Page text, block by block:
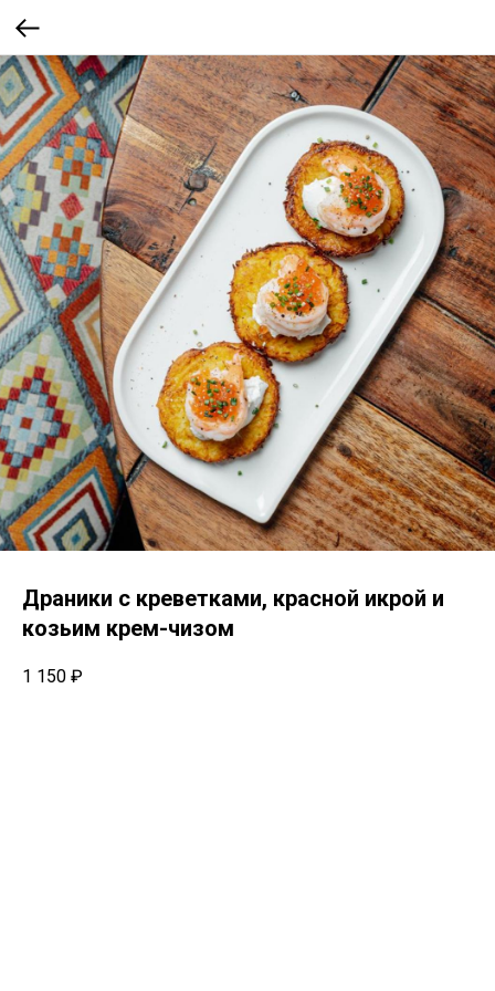
Драники с креветками, красной икрой и
козьим крем-чизом
1 150 ₽